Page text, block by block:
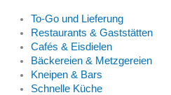
To-Go und Lieferung
Restaurants & Gaststätten
Cafés & Eisdielen
Bäckereien & Metzgereien
Kneipen & Bars
Schnelle Küche